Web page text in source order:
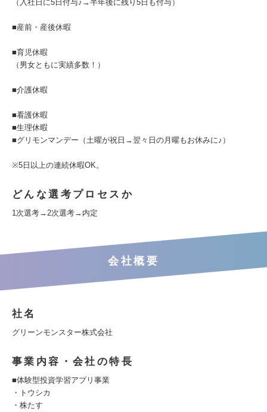
（入社日に5日付与♪→半年後に残り5日も付与）
■産前・産後休暇
■育児休暇
（男女ともに実績多数！）
■介護休暇
■看護休暇
■生理休暇
■グリモンマンデー（土曜が祝日→翌々日の月曜もお休みに♪）
※5日以上の連続休暇OK。
どんな選考プロセスか
1次選考→2次選考→内定
会社概要
社名
グリーンモンスター株式会社
事業内容・会社の特長
■体験型投資学習アプリ事業
・トウシカ
・株たす